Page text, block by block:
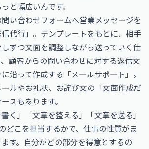
と幅広いんです。
い合わせフォームへ営業メッセージを
代行」。テンプレートをもとに、相手
ずつ文面を調整しながら送っていく仕
顧客からの問い合わせに対する返信文
沿って作成する「メールサポート」。
ルやお礼状、お詫び文の「文面作成だ
スもあります。
く」「文章を整える」「文章を送る」
どこを担当するかで、仕事の性質がま
す。自分がどの部分を得意とするの